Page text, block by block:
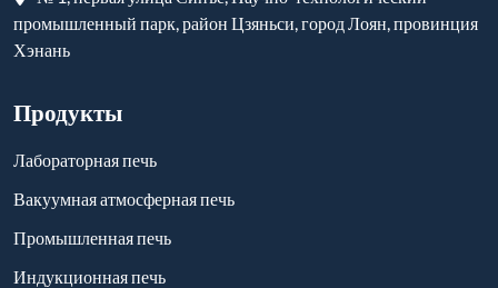
промышленный парк, район Цзяньси, город Лоян, провинция
Хэнань
Продукты
Лабораторная печь
Вакуумная атмосферная печь
Промышленная печь
Индукционная печь